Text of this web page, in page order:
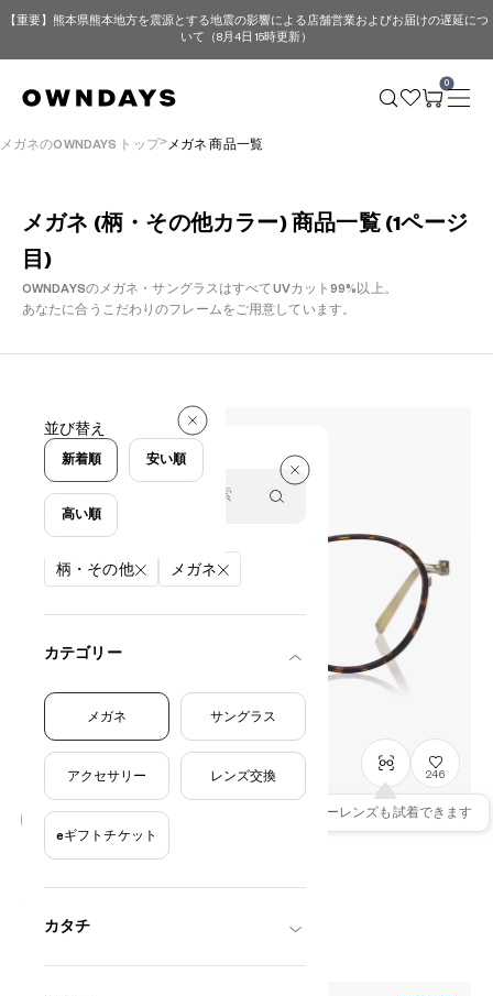
【重要】熊本県熊本地方を震源とする地震の影響による店舗営業およびお届けの遅延につ
いて（8月4日 15時更新）
0
メガネのOWNDAYS トップ メガネ 商品一覧
メガネ (柄・その他カラー) 商品一覧 (1ページ
目)
OWNDAYSのメガネ・サングラスはすべてUVカット99%以上。
あなたに合うこだわりのフレームをご用意しています。
72 件
絞り込み条件
柄・その他 メガネ
カテゴリー
メガネ サングラス
アクセサリー レンズ交換
eギフトチケット
カタチ
並び替え
新着順 安い順
高い順
カラーレンズも試着できます
246
OWNDAYS × POMPOMPURIN
SRK1013M-6AC1 / Size: M